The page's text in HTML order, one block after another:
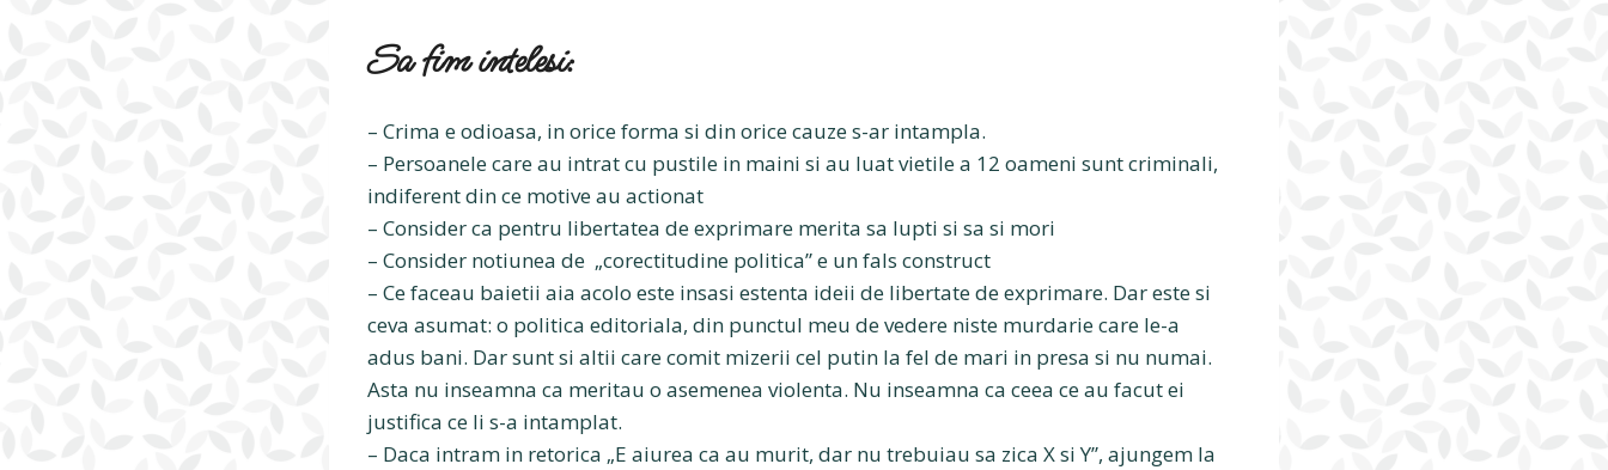
Sa fim intelesi:
– Crima e odioasa, in orice forma si din orice cauze s-ar intampla.
– Persoanele care au intrat cu pustile in maini si au luat vietile a 12 oameni sunt criminali,
indiferent din ce motive au actionat
– Consider ca pentru libertatea de exprimare merita sa lupti si sa si mori
– Consider notiunea de „corectitudine politica” e un fals construct
– Ce faceau baietii aia acolo este insasi estenta ideii de libertate de exprimare. Dar este si
ceva asumat: o politica editoriala, din punctul meu de vedere niste murdarie care le-a
adus bani. Dar sunt si altii care comit mizerii cel putin la fel de mari in presa si nu numai.
Asta nu inseamna ca meritau o asemenea violenta. Nu inseamna ca ceea ce au facut ei
justifica ce li s-a intamplat.
– Daca intram in retorica „E aiurea ca au murit, dar nu trebuiau sa zica X si Y”, ajungem la